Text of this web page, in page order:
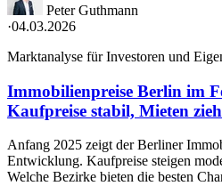
Peter Guthmann
·04.03.2026
Marktanalyse für Investoren und
Immobilienpreise Berlin im
Kaufpreise stabil, Mieten
Anfang 2025 zeigt der Berliner
Entwicklung. Kaufpreise steigen
Welche Bezirke bieten die besten